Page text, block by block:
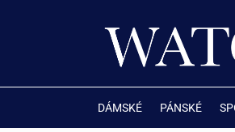
DÁMSKÉ PÁNSKÉ